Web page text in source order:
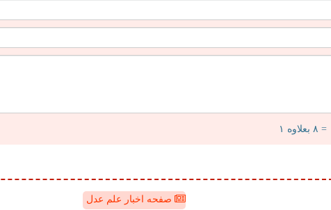
= ۸ بعلاوه ۱
صفحه اخبار علم عدل